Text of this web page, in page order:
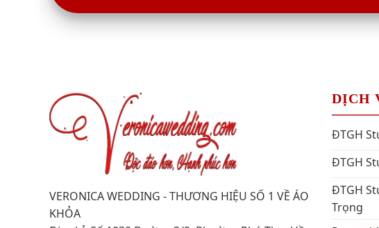
VERONICA WEDDING - THƯƠNG HIỆU SỐ 1 VỀ ÁO
KHỎA
DỊCH
ĐTGH
ĐTGH
ĐTGH
Trọng